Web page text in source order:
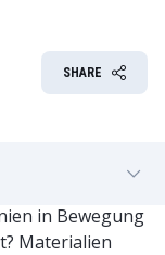
SHARE
in Bewegung
Materialien